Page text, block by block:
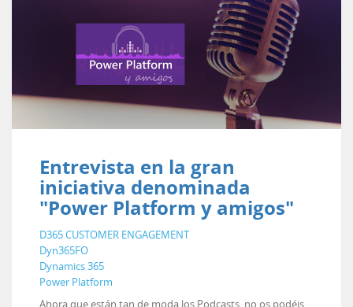
Entrevista en la gran
iniciativa denominada
"Power Platform y amigos"
D365 CUSTOMER ENGAGEMENT
Dyn365FO
Dynamics 365
Power Platform
Ahora que están tan de moda los Podcasts, no os podéis